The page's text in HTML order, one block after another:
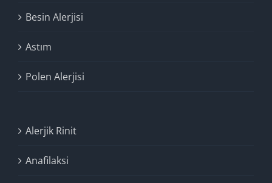
Besin Alerjisi
Astım
Polen Alerjisi
Alerjik Rinit
Anafilaksi